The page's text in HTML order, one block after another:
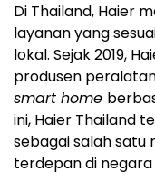
Di Thailand, Haier
layanan yang
lokal. Sejak 2019,
produsen
smart home
ini, Haier Thailand
sebagai salah satu
terdepan di